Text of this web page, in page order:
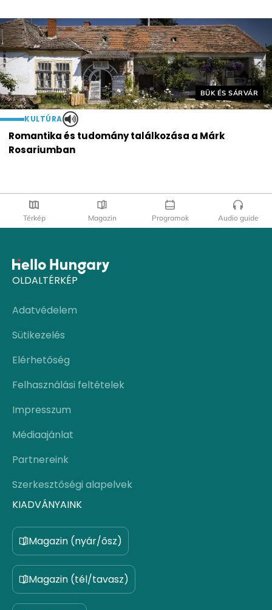
Helyszín címkék:
BÜK ÉS SÁRVÁR
KULTÚRA
Romantika és tudomány találkozása a Márk
Rosariumban
Térkép Magazin Programok Audio guide
OLDALTÉRKÉP
Adatvédelem
Sütikezelés
Elérhetőség
Felhasználási feltételek
Impresszum
Médiaajánlat
Partnereink
Szerkesztőségi alapelvek
KIADVÁNYAINK
Magazin (nyár/ősz)
Magazin (tél/tavasz)